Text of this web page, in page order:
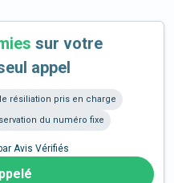
sur votre
appel
résiliation pris en charge
du numéro fixe
Avis Vérifiés